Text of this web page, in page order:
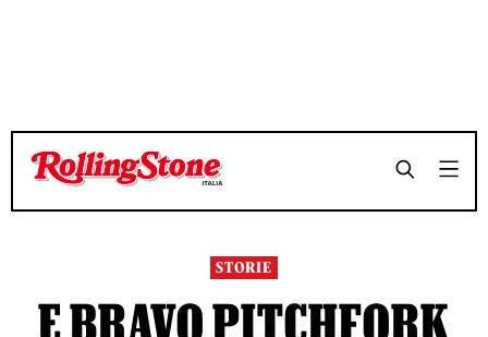
TEMPO DI LETTURA 8 MINUTI SHARE
TEMPO DI LETTURA 8 MINUTI SHARE
STORIE
E BRAVO PITCHFORK